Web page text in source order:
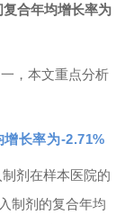
合年均增长率为
，本文重点分析
长率为-2.71%
剂在样本医院的
制剂的复合年均